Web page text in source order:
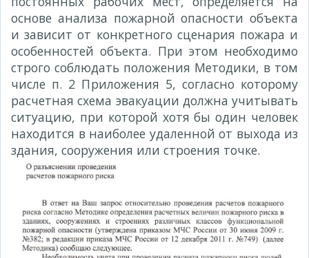
основе анализа пожарной опасности объекта
и зависит от конкретного сценария пожара и
особенностей объекта. При этом необходимо
строго соблюдать положения Методики, в том
числе п. 2 Приложения 5, согласно которому
расчетная схема эвакуации должна учитывать
ситуацию, при которой хотя бы один человек
находится в наиболее удаленной от выхода из
здания, сооружения или строения точке.